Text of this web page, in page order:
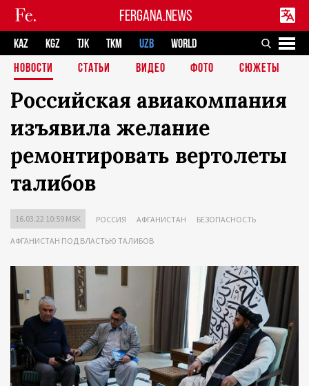
FERGANA.NEWS
KAZ KGZ TJK TKM UZB
WORLD
НОВОСТИ
СТАТЬИ ВИДЕО ФОТО СЮЖЕТЫ
Российская авиакомпания
изъявила желание
ремонтировать вертолеты
талибов
16.03.22 10:59 MSK РОССИЯ АФГАНИСТАН БЕЗОПАСНОСТЬ
АФГАНИСТАН ПОД ВЛАСТЬЮ ТАЛИБОВ